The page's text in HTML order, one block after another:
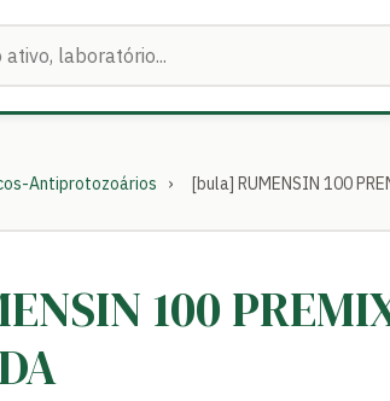
Antiprotozoários › [bula] RUMENSIN 100
100